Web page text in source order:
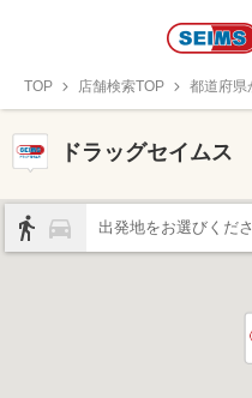
TOP 店舗検索TOP 都道府県
ドラッグセイム
出発地をお選びくだ